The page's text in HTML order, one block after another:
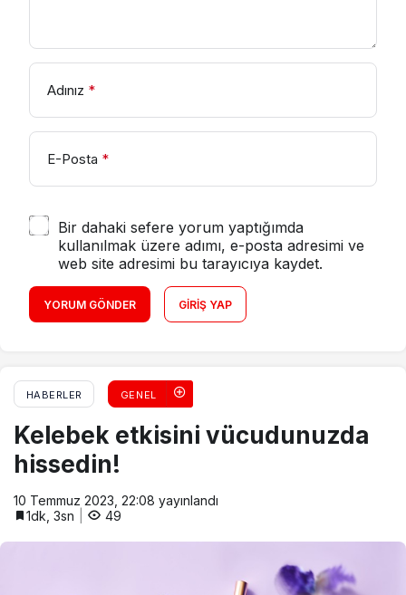
Adınız *
E-Posta *
Bir dahaki sefere yorum yaptığımda
kullanılmak üzere adımı, e-posta adresimi ve
web site adresimi bu tarayıcıya kaydet.
YORUM GÖNDER GIRIŞ YAP
HABERLER GENEL
Kelebek etkisini vücudunuzda
hissedin!
10 Temmuz 2023, 22:08 yayınlandı
1dk, 3sn
49